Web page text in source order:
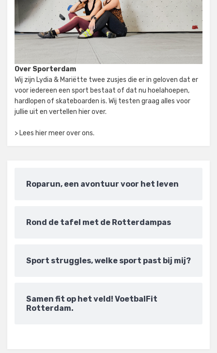
Over Sporterdam
Wij zijn Lydia & Mariëtte twee zusjes die er in geloven dat er
voor iedereen een sport bestaat of dat nu hoelahoepen,
hardlopen of skateboarden is. Wij testen graag alles voor
jullie uit en vertellen hier over.
> Lees hier meer over ons.
Roparun, een avontuur voor het leven
Rond de tafel met de Rotterdampas
Sport struggles, welke sport past bij mij?
Samen fit op het veld! VoetbalFit
Rotterdam.